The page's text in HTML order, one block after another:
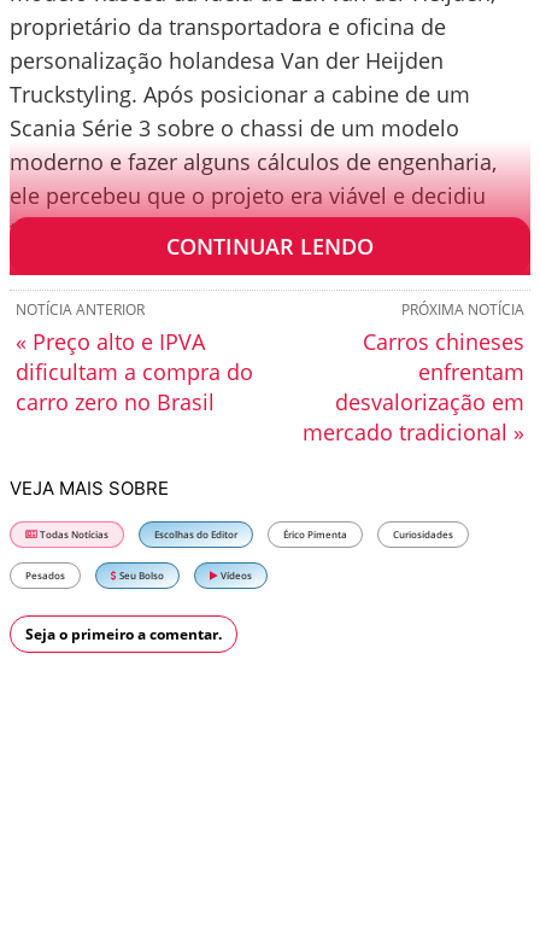
proprietário da transportadora e oficina de
personalização holandesa Van der Heijden
Truckstyling. Após posicionar a cabine de um
Scania Série 3 sobre o chassi de um modelo
moderno e fazer alguns cálculos de engenharia,
ele percebeu que o projeto era viável e decidiu
tirá-lo do papel em dezembro de 2025.
CONTINUAR LENDO
PRÓXIMA NOTÍCIA
Carros chineses
enfrentam
desvalorização em
mercado tradicional »
NOTÍCIA ANTERIOR
« Preço alto e IPVA
dificultam a compra do
carro zero no Brasil
VEJA MAIS SOBRE
Todas Notícias Escolhas do Editor Érico Pimenta Curiosidades
Pesados Seu Bolso Vídeos
Seja o primeiro a comentar.